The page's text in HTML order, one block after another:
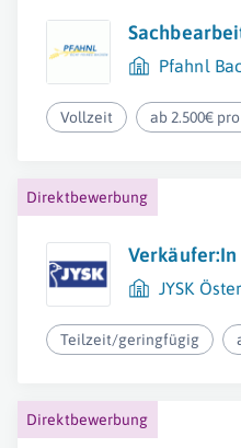
Pfahnl
Vollzeit ab 2.500€
Direktbewerbung
Verkäufer:In
JYSK
Teilzeit/geringfügig
Direktbewerbung